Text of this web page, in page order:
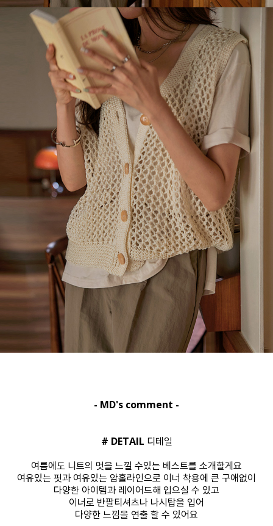
- MD's comment -
# DETAIL 디테일
여름에도 니트의 멋을 느낄 수있는 베스트를 소개할게요
여유있는 핏과 여유있는 암홀라인으로 이너 착용에 큰 구애없이
다양한 아이템과 레이어드해 입으실 수 있고
이너로 반팔티셔츠나 나시탑을 입어
다양한 느낌을 연출 할 수 있어요